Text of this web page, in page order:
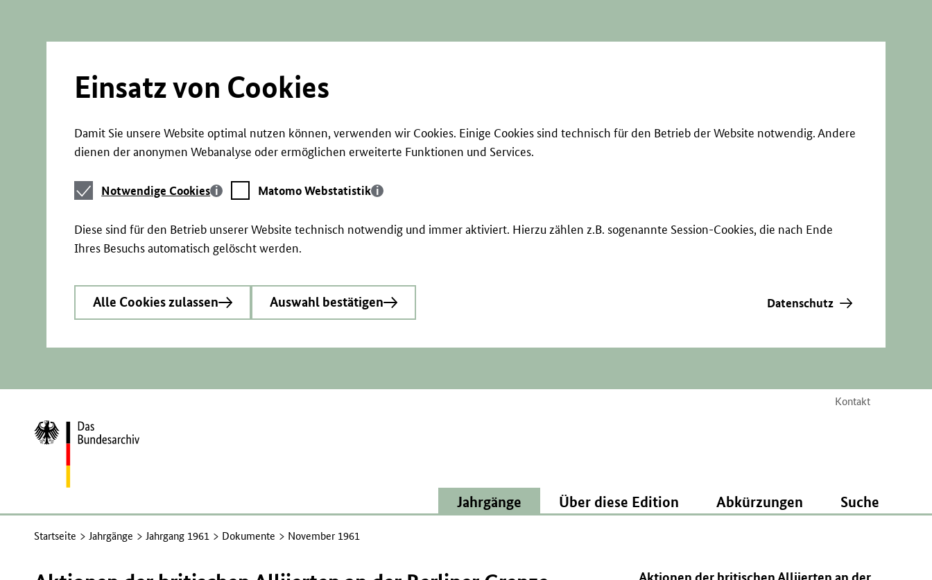
Einsatz von Cookies
Damit Sie unsere Website optimal nutzen können, verwenden wir Cookies. Einige Cookies sind technisch für den Betrieb der Website notwendig. Andere
dienen der anonymen Webanalyse oder ermöglichen erweiterte Funktionen und Services.
Notwendige
Cookies
Notwendige Cookies
Matomo
Webstatistik
Matomo Webstatistik
Diese sind für den Betrieb unserer Website technisch notwendig und immer aktiviert. Hierzu zählen z.B. sogenannte Session-Cookies, die nach Ende
Ihres Besuchs automatisch gelöscht werden.
Alle Cookies zulassen Auswahl bestätigen Datenschutz
Kontakt
Zur
Startseite
Jahrgänge Über diese Edition Abkürzungen Suche
Startseite Jahrgänge Jahrgang 1961 Dokumente November 1961